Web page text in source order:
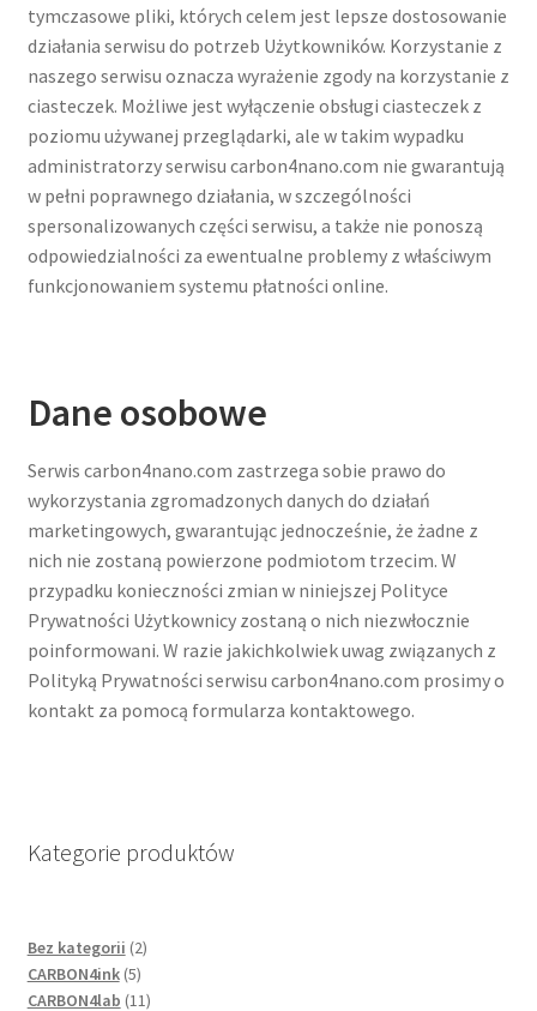
tymczasowe pliki, których celem jest lepsze dostosowanie
działania serwisu do potrzeb Użytkowników. Korzystanie z
naszego serwisu oznacza wyrażenie zgody na korzystanie z
ciasteczek. Możliwe jest wyłączenie obsługi ciasteczek z
poziomu używanej przeglądarki, ale w takim wypadku
administratorzy serwisu carbon4nano.com nie gwarantują
w pełni poprawnego działania, w szczególności
spersonalizowanych części serwisu, a także nie ponoszą
odpowiedzialności za ewentualne problemy z właściwym
funkcjonowaniem systemu płatności online.
Dane osobowe
Serwis carbon4nano.com zastrzega sobie prawo do
wykorzystania zgromadzonych danych do działań
marketingowych, gwarantując jednocześnie, że żadne z
nich nie zostaną powierzone podmiotom trzecim. W
przypadku konieczności zmian w niniejszej Polityce
Prywatności Użytkownicy zostaną o nich niezwłocznie
poinformowani. W razie jakichkolwiek uwag związanych z
Polityką Prywatności serwisu carbon4nano.com prosimy o
kontakt za pomocą formularza kontaktowego.
Kategorie produktów
Bez kategorii 22
CARBON4ink 55
products
CARBON4lab 1111